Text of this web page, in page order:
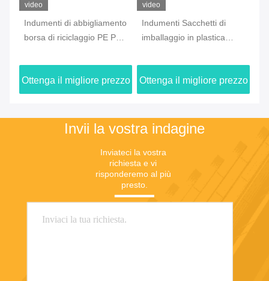
video
Indumenti di abbigliamento
borsa di riciclaggio PE PP
ODM
Ottenga il migliore prezzo
video
Indumenti Sacchetti di
imballaggio in plastica
ODM impermeabile
Ottenga il migliore prezzo
Invii la vostra indagine
Inviateci la vostra
richiesta e vi
risponderemo al più
presto.